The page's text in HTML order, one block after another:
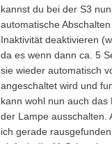
kannst du bei der S3
automatische
Inaktivität deaktivieren
da es wenn dann ca. 5
sie wieder automatisch
angeschaltet wird und
kann wohl nun auch das
der Lampe ausschalten.
ich gerade